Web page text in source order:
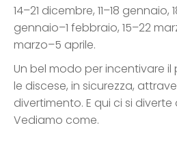
14–21 dicembre, 11–18
gennaio–1 febbraio, 15–22
marzo–5 aprile.
Un bel modo per incentivare
le discese, in sicurezza,
divertimento. E qui ci si
Vediamo come.